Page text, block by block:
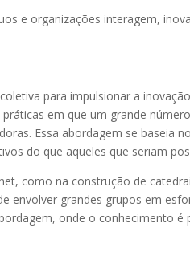
e organizações interagem,
para impulsionar a
em que um grande
Essa abordagem se baseia
do que aqueles que seriam
como na construção de
envolver grandes grupos em
onde o conhecimento é